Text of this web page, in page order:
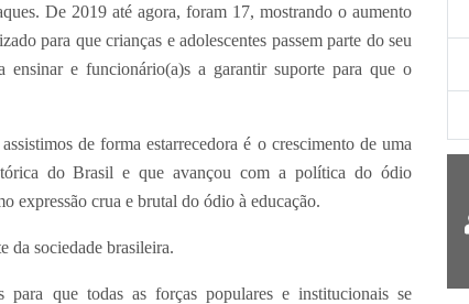
De 2019 até agora, foram 17, mostrando o aumento
para que crianças e adolescentes passem parte do seu
ensinar e funcionário(a)s a garantir suporte para que o
de forma estarrecedora é o crescimento de uma
do Brasil e que avançou com a política do ódio
expressão crua e brutal do ódio à educação.
da sociedade brasileira.
para que todas as forças populares e institucionais se